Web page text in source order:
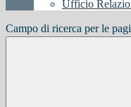
Ufficio
Campo di ricerca per le